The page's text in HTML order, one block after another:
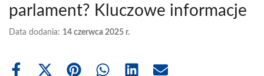
parlament? Kluczowe informacje
Data dodania: 14 czerwca 2025 r.
Share
Share Share Share Share Share